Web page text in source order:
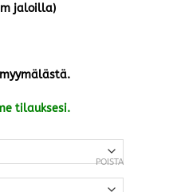
jaloilla)
tilauksesi.
POISTA